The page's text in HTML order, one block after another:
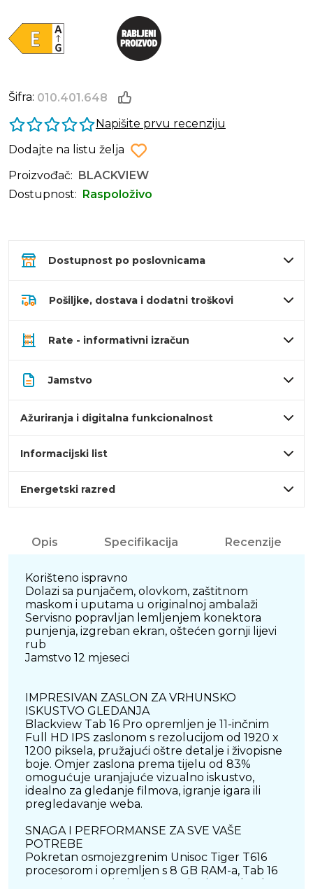
Šifra: 010.401.648
Napišite prvu recenziju
Dodajte na listu želja
Proizvođač:
BLACKVIEW
Dostupnost:
Raspoloživo
Dostupnost po poslovnicama
Pošiljke, dostava i dodatni troškovi
Rate - informativni izračun
Jamstvo
Ažuriranja i digitalna funkcionalnost
Informacijski list
Energetski razred
Opis Specifikacija Recenzije
Korišteno ispravno
Dolazi sa punjačem, olovkom, zaštitnom
maskom i uputama u originalnoj ambalaži
Servisno popravljan lemljenjem konektora
punjenja, izgreban ekran, oštećen gornji lijevi
rub
Jamstvo 12 mjeseci
IMPRESIVAN ZASLON ZA VRHUNSKO
ISKUSTVO GLEDANJA
Blackview Tab 16 Pro opremljen je 11-inčnim
Full HD IPS zaslonom s rezolucijom od 1920 x
1200 piksela, pružajući oštre detalje i živopisne
boje. Omjer zaslona prema tijelu od 83%
omogućuje uranjajuće vizualno iskustvo,
idealno za gledanje filmova, igranje igara ili
pregledavanje weba.
SNAGA I PERFORMANSE ZA SVE VAŠE
POTREBE
Pokretan osmojezgrenim Unisoc Tiger T616
procesorom i opremljen s 8 GB RAM-a, Tab 16